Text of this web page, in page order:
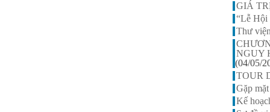
GIÁ
“Lễ Hội
Thư
NGUY
(04/05/
TOUR
Gặp
Kế